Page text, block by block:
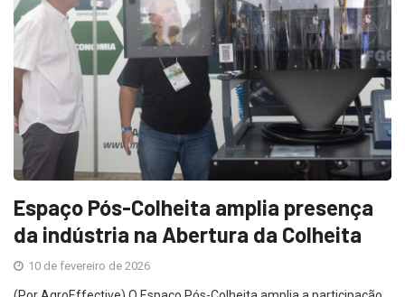
Espaço Pós-Colheita amplia presença
da indústria na Abertura da Colheita
10 de fevereiro de 2026